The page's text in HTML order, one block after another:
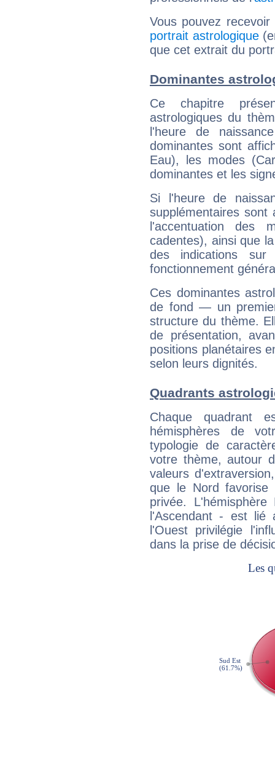
Vous pouvez
portrait astrologique
que cet extrait du
Dominantes
Ce chapitre
astrologiques du
l'heure de
dominantes sont
Eau), les modes
dominantes et les
Si l'heure de
supplémentaires sont
l'accentuation des
cadentes), ainsi que
des indications sur
fonctionnement
Ces dominantes
de fond — un
structure du thème.
de présentation,
positions planétaires
selon leurs dignités.
Quadrants
Chaque quadrant
hémisphères de
typologie de
votre thème, autour
valeurs
que le Nord favorise
privée.
l'Ascendant - est
l'Ouest privilégie
dans la prise de